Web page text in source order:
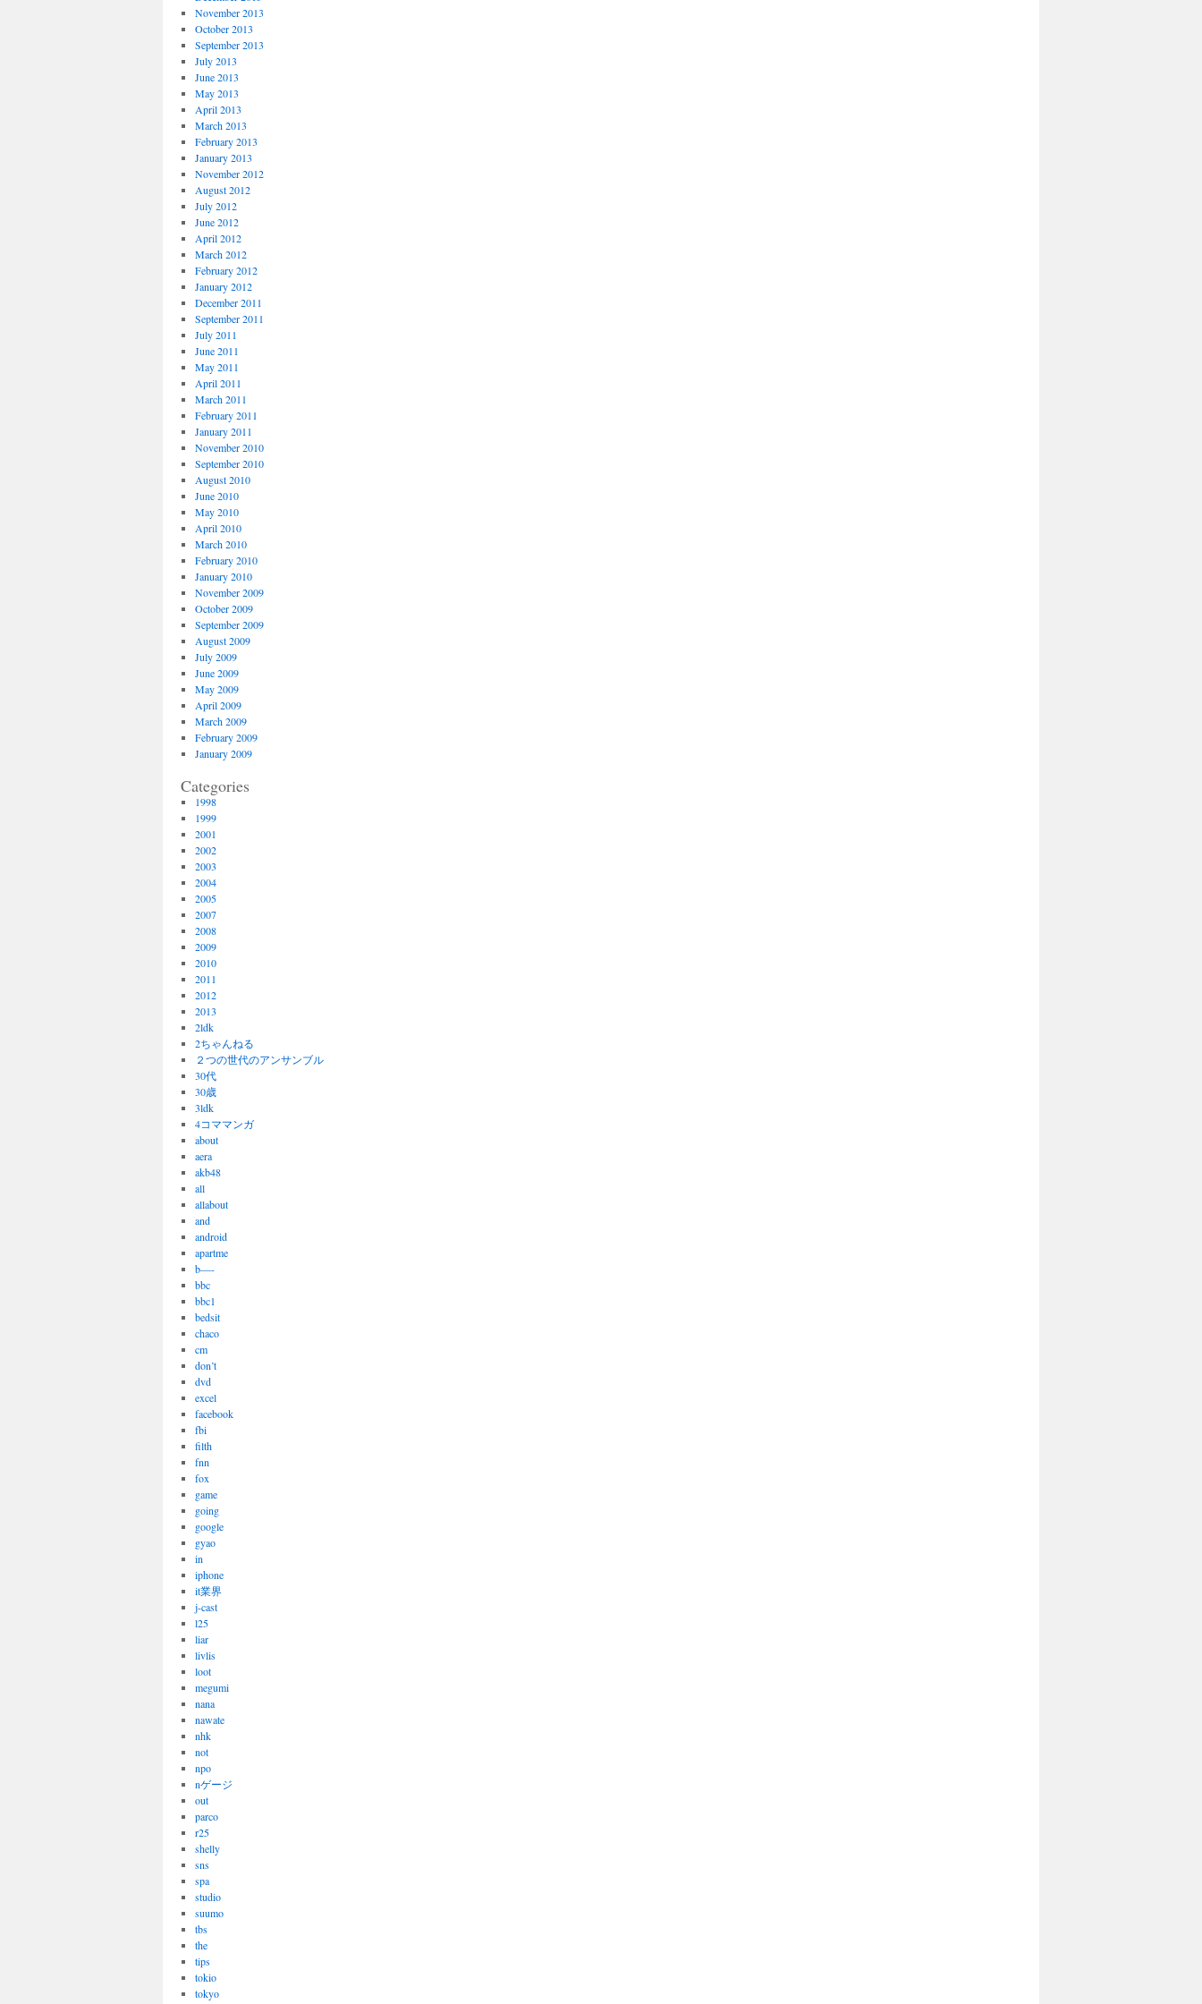
November 2013
October 2013
September 2013
July 2013
June 2013
May 2013
April 2013
March 2013
February 2013
January 2013
November 2012
August 2012
July 2012
June 2012
April 2012
March 2012
February 2012
January 2012
December 2011
September 2011
July 2011
June 2011
May 2011
April 2011
March 2011
February 2011
January 2011
November 2010
September 2010
August 2010
June 2010
May 2010
April 2010
March 2010
February 2010
January 2010
November 2009
October 2009
September 2009
August 2009
July 2009
June 2009
May 2009
April 2009
March 2009
February 2009
January 2009
Categories
1998
1999
2001
2002
2003
2004
2005
2007
2008
2009
2010
2011
2012
2013
2ldk
2ちゃんねる
２つの世代のアンサンブル
30代
30歳
3ldk
4コママンガ
about
aera
akb48
all
allabout
and
android
apartme
b—-
bbc
bbc1
bedsit
chaco
cm
don’t
dvd
excel
facebook
fbi
filth
fnn
fox
game
going
google
gyao
in
iphone
it業界
j-cast
l25
liar
livlis
loot
megumi
nana
nawate
nhk
not
npo
nゲージ
out
parco
r25
shelly
sns
spa
studio
suumo
tbs
the
tips
tokio
tokyo